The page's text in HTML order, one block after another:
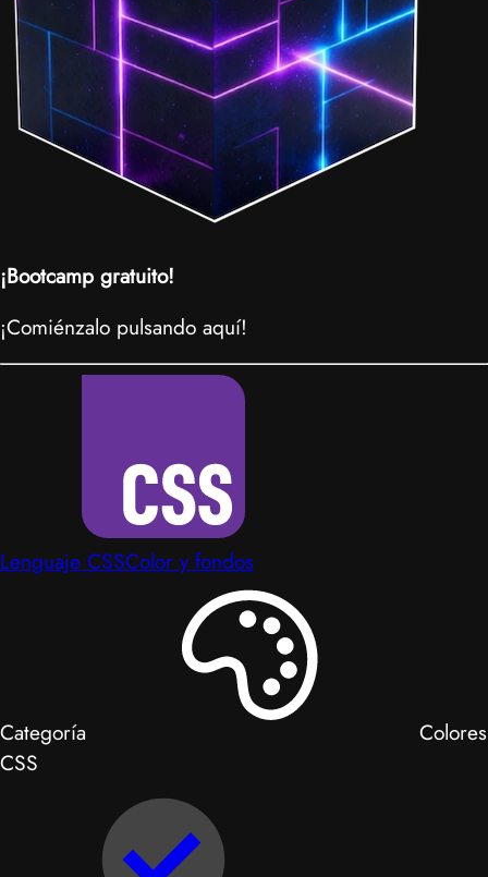
¡Bootcamp gratuito!
¡Comiénzalo pulsando aquí!
Lenguaje CSSColor y fondos
Categoría
Colores
CSS